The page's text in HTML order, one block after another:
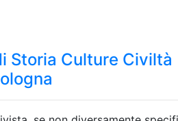
Storia Culture Civiltà